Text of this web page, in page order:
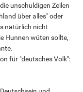
unschuldigen Zeilen
über alles" oder
natürlich nicht
Hunnen wüten sollte,
für "deutsches Volk":